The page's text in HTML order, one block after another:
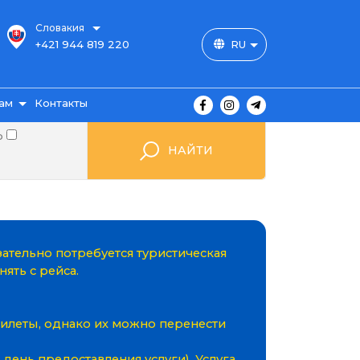
Словакия
+421 944 819 220 RU
Контакты
НАЙТИ
потребуется туристическая
с рейса.
однако их можно перенести